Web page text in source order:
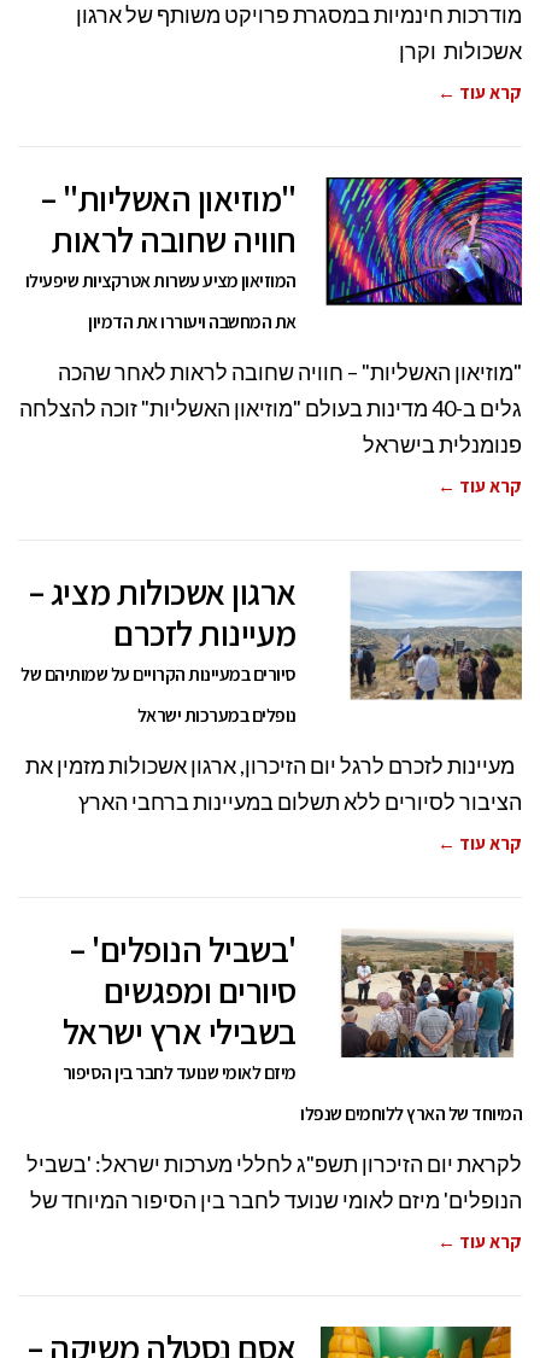
מודרכות חינמיות במסגרת פרויקט משותף של ארגון
אשכולות וקרן
קרא עוד ←
"מוזיאון האשליות" –
חוויה שחובה לראות
המוזיאון מציע עשרות אטרקציות שיפעילו
את המחשבה ויעוררו את הדמיון
"מוזיאון האשליות" – חוויה שחובה לראות לאחר שהכה
גלים ב-40 מדינות בעולם "מוזיאון האשליות" זוכה להצלחה
פנומנלית בישראל
קרא עוד ←
ארגון אשכולות מציג –
מעיינות לזכרם
סיורים במעיינות הקרויים על שמותיהם של
נופלים במערכות ישראל
מעיינות לזכרם לרגל יום הזיכרון, ארגון אשכולות מזמין את
הציבור לסיורים ללא תשלום במעיינות ברחבי הארץ
קרא עוד ←
'בשביל הנופלים' –
סיורים ומפגשים
בשבילי ארץ ישראל
מיזם לאומי שנועד לחבר בין הסיפור
המיוחד של הארץ ללוחמים שנפלו
לקראת יום הזיכרון תשפ"ג לחללי מערכות ישראל: 'בשביל
הנופלים' מיזם לאומי שנועד לחבר בין הסיפור המיוחד של
קרא עוד ←
אסם נסטלה משיקה –